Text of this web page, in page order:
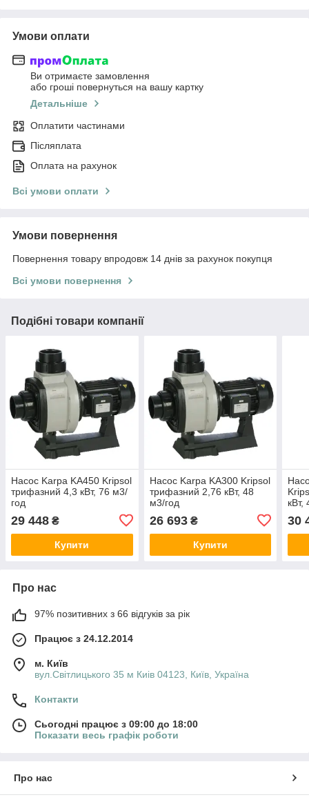
Умови оплати
Ви отримаєте замовлення
або гроші повернуться на вашу картку
Детальніше
Оплатити частинами
Післяплата
Оплата на рахунок
Всі умови оплати
Умови повернення
Повернення товару впродовж 14 днів за рахунок покупця
Всі умови повернення
Подібні товари компанії
Насос Karpa KA450 Kripsol
трифазний 4,3 кВт, 76 м3/
год
29 448 ₴
Купити
Насос Karpa KA300 Kripsol
трифазний 2,76 кВт, 48
м3/год
26 693₴
Купити
кВт,
30
Про нас
97% позитивних з 66 відгуків за рік
Працює з 24.12.2014
м. Київ
вул.Світлицького 35 м Киів 04123, Київ, Україна
Контакти
Сьогодні працює з 09:00 до 18:00
Показати весь графік роботи
Про нас